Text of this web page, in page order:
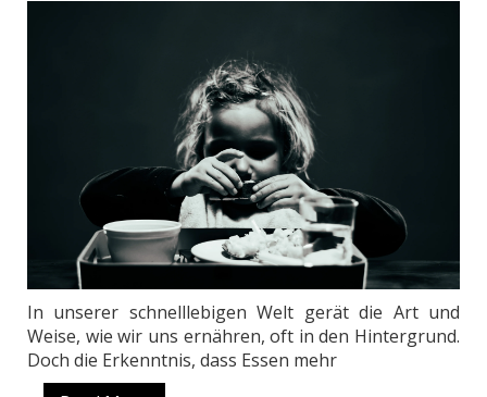
In unserer schnelllebigen Welt gerät die Art und
Weise, wie wir uns ernähren, oft in den Hintergrund.
Doch die Erkenntnis, dass Essen mehr